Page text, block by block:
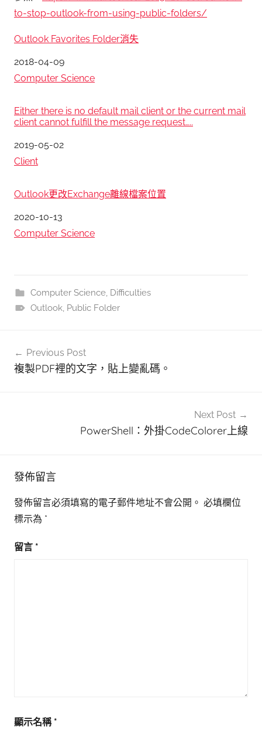
to-stop-outlook-from-using-public-folders/
Outlook Favorites Folder消失
日期
2018-04-09
關於
Computer Science
Either there is no default mail client or the current mail
client cannot fulfill the message request…..
日期
2019-05-02
關於
Client
Outlook更改Exchange離線檔案位置
日期
2020-10-13
關於
Computer Science
Computer Science, Difficulties
Outlook, Public Folder
章
Previous Post
複製PDF裡的文字，貼上變亂碼。
Next Post
PowerShell：外掛CodeColorer上線
發佈留言
發佈留言必須填寫的電子郵件地址不會公開。 必填欄位
標示為 *
留言 *
顯示名稱 *